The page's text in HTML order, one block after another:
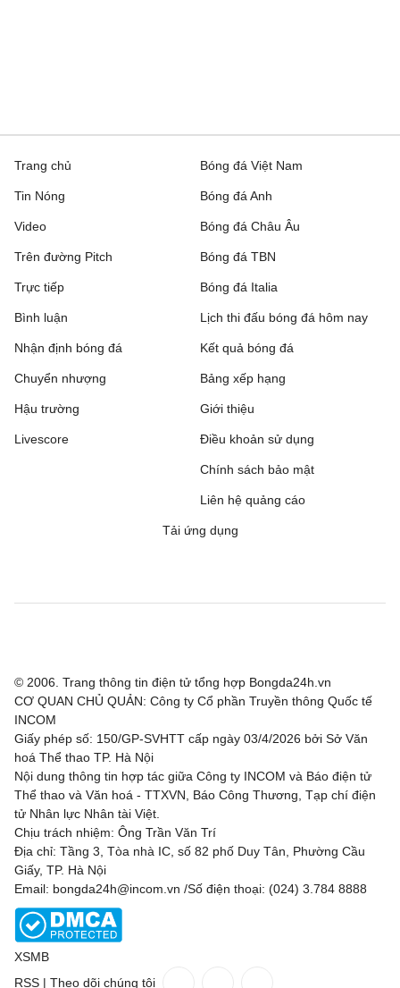
Trang chủ
Tin Nóng
Video
Trên đường Pitch
Trực tiếp
Bóng đá Việt Nam
Bóng đá Anh
Bóng đá Châu Âu
Bóng đá TBN
Bóng đá Italia
Bình luận
Nhận định bóng đá
Chuyển nhượng
Hậu trường
Livescore
Lịch thi đấu bóng đá hôm nay
Kết quả bóng đá
Bảng xếp hạng
Giới thiệu
Điều khoản sử dụng
Chính sách bảo mật
Liên hệ quảng cáo
Tải ứng dụng
© 2006. Trang thông tin điện tử tổng hợp Bongda24h.vn
CƠ QUAN CHỦ QUẢN: Công ty Cổ phần Truyền thông Quốc tế
INCOM
Giấy phép số: 150/GP-SVHTT cấp ngày 03/4/2026 bởi Sở Văn
hoá Thể thao TP. Hà Nội
Nội dung thông tin hợp tác giữa Công ty INCOM và Báo điện tử
Thể thao và Văn hoá - TTXVN, Báo Công Thương, Tạp chí điện
tử Nhân lực Nhân tài Việt.
Chịu trách nhiệm: Ông Trần Văn Trí
Địa chỉ: Tầng 3, Tòa nhà IC, số 82 phố Duy Tân, Phường Cầu
Giấy, TP. Hà Nội
Email: bongda24h@incom.vn /Số điện thoại: (024) 3.784 8888
XSMB
RSS | Theo dõi chúng tôi